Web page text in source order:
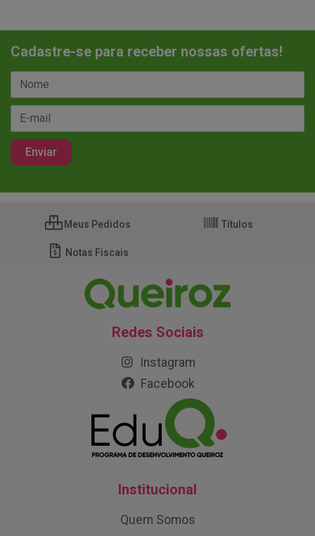
Cadastre-se para receber nossas ofertas!
Meus Pedidos Títulos
Notas Fiscais
Redes Sociais
Instagram
Facebook
Institucional
Quem Somos